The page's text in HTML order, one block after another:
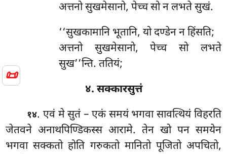
📜
अत्तनो सुखमेसानो, पेच्च सो न लभते सुखं.
‘‘सुखकामानि भूतानि, यो दण्डेन न हिंसति;
अत्तनो सुखमेसानो, पेच्च सो लभते
सुख’’न्ति. ततियं;
४. सक्कारसुत्तं
१४. एवं मे सुतं – एकं समयं भगवा सावत्थियं विहरति
जेतवने अनाथपिण्डिकस्स आरामे. तेन खो पन समयेन
भगवा सक्कतो होति गरुकतो मानितो पूजितो अपचितो,